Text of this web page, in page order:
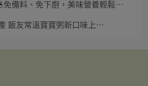
免備料、免下廚，美味營養輕鬆⋯
飯友常溫寶寶粥新口味上⋯